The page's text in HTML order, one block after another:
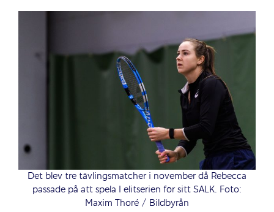
Det blev tre tävlingsmatcher i november då Rebecca
passade på att spela I elitserien för sitt SALK. Foto:
Maxim Thoré / Bildbyrån